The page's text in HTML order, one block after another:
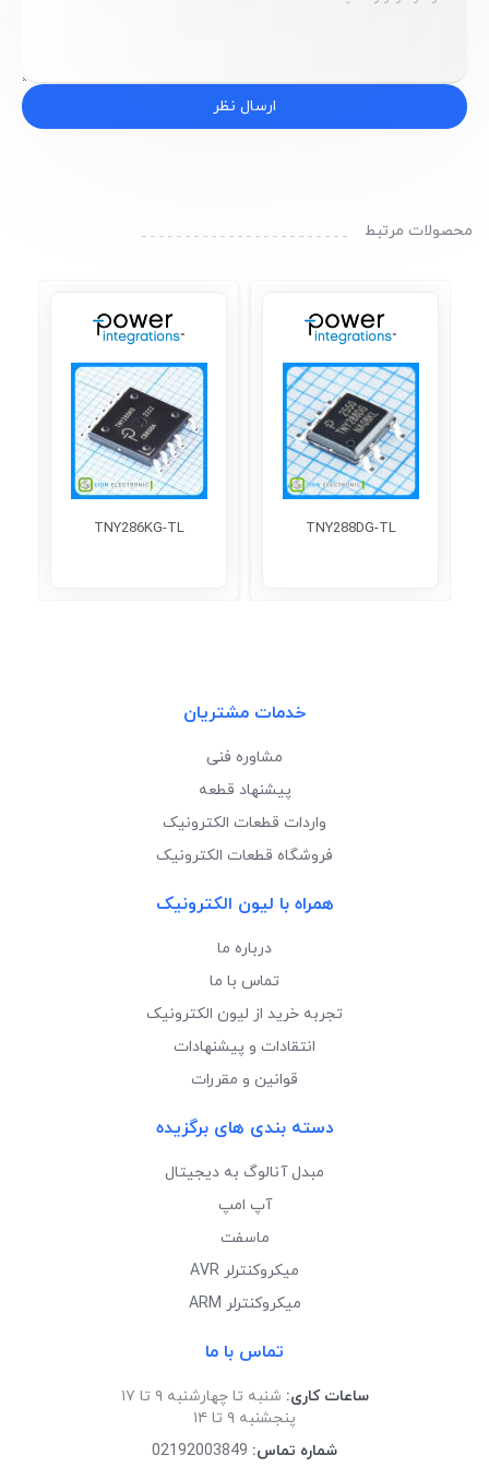
ارسال نظر
محصولات مرتبط
TNY288DG-TL
TNY286KG-TL
خدمات مشتریان
مشاوره فنی
پیشنهاد قطعه
واردات قطعات الکترونیک
فروشگاه قطعات الکترونیک
همراه با لیون الکترونیک
درباره ما
تماس با ما
تجربه خرید از لیون الکترونیک
انتقادات و پیشنهادات
قوانین و مقررات
دسته بندی های برگزیده
مبدل آنالوگ به دیجیتال
آپ امپ
ماسفت
میکروکنترلر AVR
میکروکنترلر ARM
تماس با ما
ساعات کاری: شنبه تا چهارشنبه ۹ تا ۱۷
پنجشنبه ۹ تا ۱۴
شماره تماس: 02192003849